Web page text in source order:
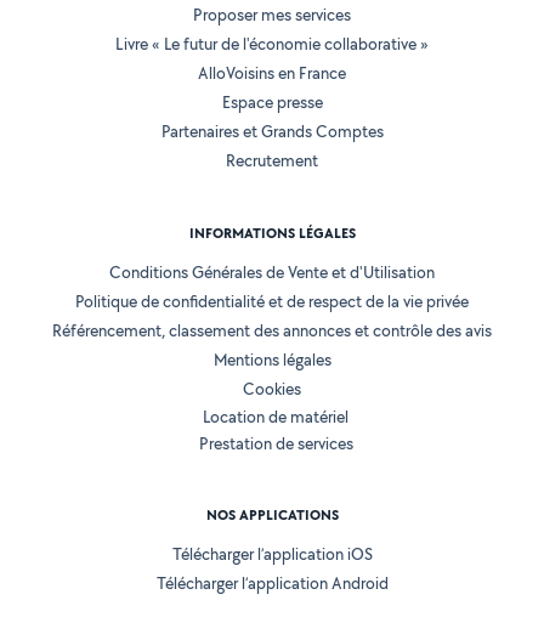
Proposer mes services
Livre « Le futur de l'économie collaborative »
AlloVoisins en France
Espace presse
Partenaires et Grands Comptes
Recrutement
INFORMATIONS LÉGALES
Conditions Générales de Vente et d'Utilisation
Politique de confidentialité et de respect de la vie privée
Référencement, classement des annonces et contrôle des avis
Mentions légales
Cookies
Location de matériel
Prestation de services
NOS APPLICATIONS
Télécharger l’application iOS
Télécharger l’application Android